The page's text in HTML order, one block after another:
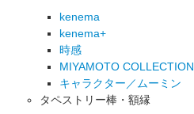
kenema
kenema+
時感
MIYAMOTO COLLECTION
キャラクター／ムーミン
タペストリー棒・額縁